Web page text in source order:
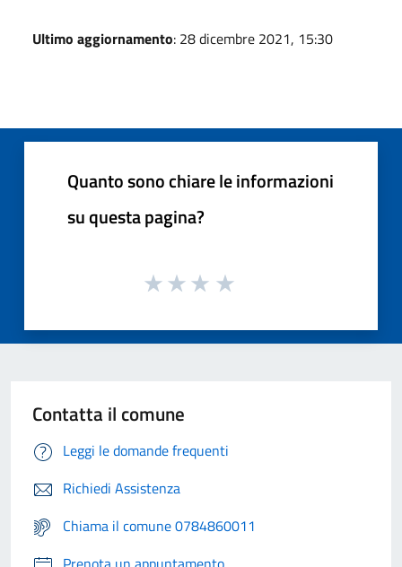
Ultimo aggiornamento: 28 dicembre 2021, 15:30
Quanto sono chiare le informazioni
su questa pagina?
Contatta il comune
Leggi le domande frequenti
Richiedi Assistenza
Chiama il comune 0784860011